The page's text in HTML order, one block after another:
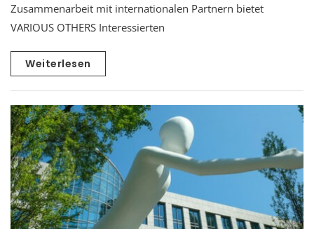
Zusammenarbeit mit internationalen Partnern bietet
VARIOUS OTHERS Interessierten
Weiterlesen